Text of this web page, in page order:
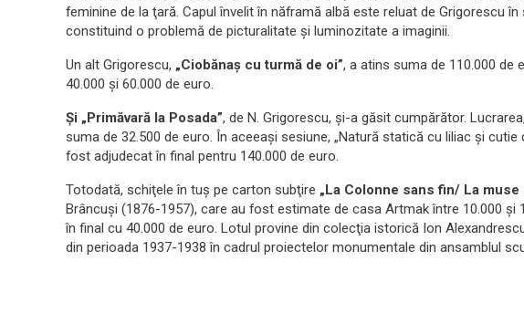
feminine de la ţară. Capul învelit în năframă albă este reluat de Grigorescu
constituind o problemă de picturalitate şi luminozitate a imaginii.
Un alt Grigorescu, „Ciobănaş cu turmă de oi”, a atins suma de 110.000 de
40.000 şi 60.000 de euro.
Şi „Primăvară la Posada”, de N. Grigorescu, şi-a găsit cumpărător.
suma de 32.500 de euro. În aceeaşi sesiune, „Natură statică cu liliac şi cutie
fost adjudecat în final pentru 140.000 de euro.
Totodată, schiţele în tuş pe carton subţire „La Colonne sans fin/ La muse
Brâncuşi (1876-1957), care au fost estimate de casa Artmak între 10.000 şi
în final cu 40.000 de euro. Lotul provine din colecţia istorică Ion
din perioada 1937-1938 în cadrul proiectelor monumentale din ansamblul